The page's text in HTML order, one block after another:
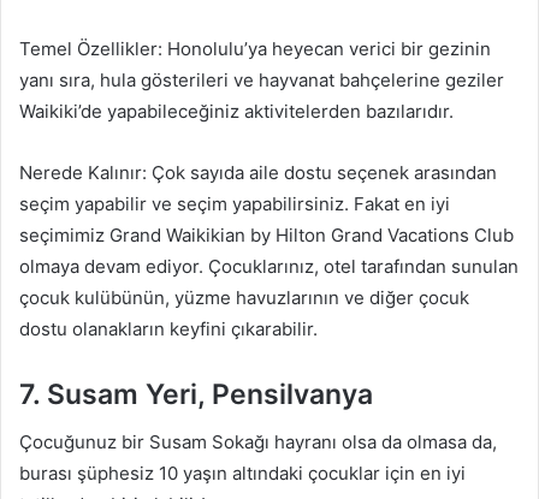
Temel Özellikler: Honolulu’ya heyecan verici bir gezinin
yanı sıra, hula gösterileri ve hayvanat bahçelerine geziler
Waikiki’de yapabileceğiniz aktivitelerden bazılarıdır.
Nerede Kalınır: Çok sayıda aile dostu seçenek arasından
seçim yapabilir ve seçim yapabilirsiniz. Fakat en iyi
seçimimiz Grand Waikikian by Hilton Grand Vacations Club
olmaya devam ediyor. Çocuklarınız, otel tarafından sunulan
çocuk kulübünün, yüzme havuzlarının ve diğer çocuk
dostu olanakların keyfini çıkarabilir.
7. Susam Yeri, Pensilvanya
Çocuğunuz bir Susam Sokağı hayranı olsa da olmasa da,
burası şüphesiz 10 yaşın altındaki çocuklar için en iyi